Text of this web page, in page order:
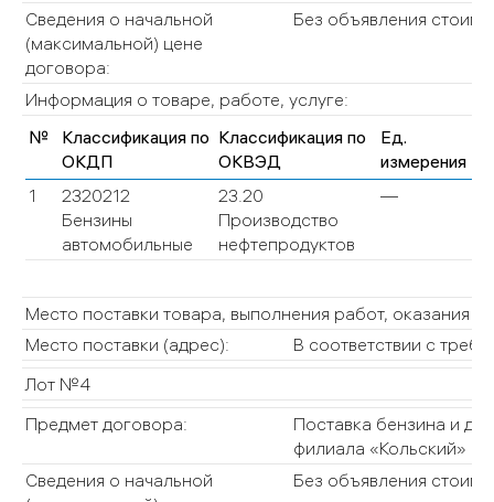
Сведения о начальной
(максимальной) цене
договора:
Без объявления
Информация о товаре, работе, услуге:
№
Классификация по
ОКДП
Классификация по
ОКВЭД
Ед.
измерения
1
2320212
Бензины
автомобильные
23.20
Производство
нефтепродуктов
—
Место поставки товара, выполнения работ, оказания
Место поставки (адрес):
В соответствии с
Лот №4
Предмет договора:
Поставка бензина и
филиала «Кольский»
Сведения о начальной
Без объявления